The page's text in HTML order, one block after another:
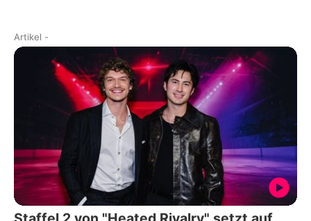
Artikel -